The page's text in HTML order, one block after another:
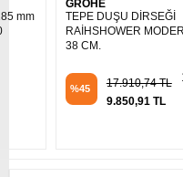
TEPE DUŞU DİRSEĞİ
RAİHSHOWER MODERN KROM
17.910,74 TL
9.850,91 TL
1